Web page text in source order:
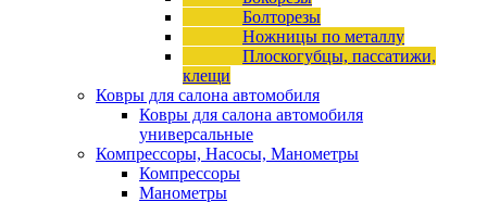
Болторезы
Ножницы по металлу
Плоскогубцы, пассатижи,
клещи
Ковры для салона автомобиля
Ковры для салона автомобиля
универсальные
Компрессоры, Насосы, Манометры
Компрессоры
Манометры